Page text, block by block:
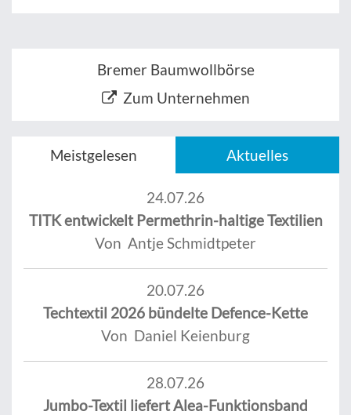
Bremer Baumwollbörse
Zum Unternehmen
Meistgelesen Aktuelles
24.07.26
TITK entwickelt Permethrin-haltige Textilien
Von Antje Schmidtpeter
20.07.26
Techtextil 2026 bündelte Defence-Kette
Von Daniel Keienburg
28.07.26
Jumbo-Textil liefert Alea-Funktionsband